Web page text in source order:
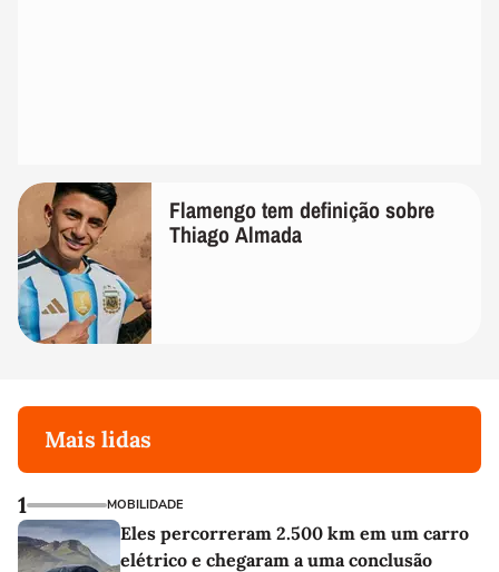
Flamengo tem definição sobre
Thiago Almada
Mais lidas
1 MOBILIDADE
Eles percorreram 2.500 km em um carro
elétrico e chegaram a uma conclusão